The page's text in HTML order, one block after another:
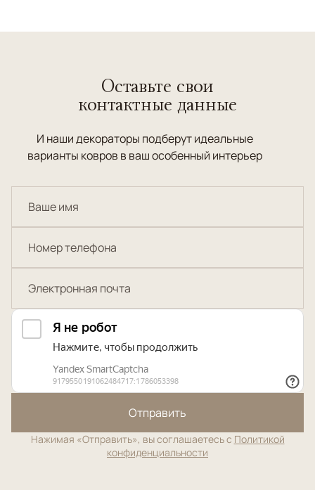
Оставьте свои
контактные данные
И наши декораторы подберут идеальные
варианты ковров в ваш особенный интерьер
Отправить
Нажимая «Отправить», вы соглашаетесь с Политикой
конфиденциальности